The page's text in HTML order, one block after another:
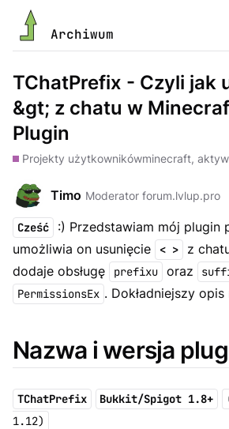
Archiwum
TChatPrefix - Czyli jak
&gt; z chatu w
Plugin
Projekty użytkownikówminecraft,
Timo Moderator forum.lvlup.pro
Cześć :) Przedstawiam mój plugin
umożliwia on usunięcie
< >
z
dodaje obsługę
prefixu oraz
PermissionsEx . Dokładniejszy
Nazwa i wersja
TChatPrefix Bukkit/Spigot 1.8+
1.12)